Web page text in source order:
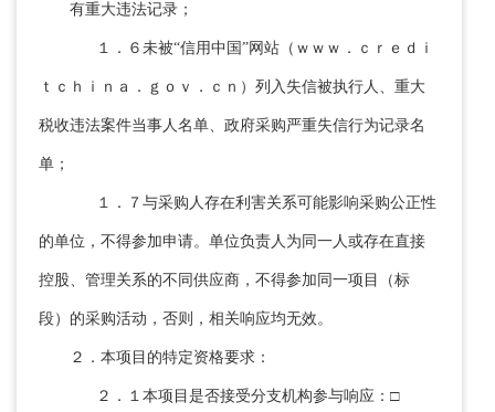
有重大违法记录；
１．６未被“信用中国”网站（ｗｗｗ．ｃｒｅｄｉ
ｔｃｈｉｎａ．ｇｏｖ．ｃｎ）列入失信被执行人、重大
税收违法案件当事人名单、政府采购严重失信行为记录名
单；
１．７与采购人存在利害关系可能影响采购公正性
的单位，不得参加申请。单位负责人为同一人或存在直接
控股、管理关系的不同供应商，不得参加同一项目（标
段）的采购活动，否则，相关响应均无效。
２．本项目的特定资格要求：
２．１本项目是否接受分支机构参与响应：□